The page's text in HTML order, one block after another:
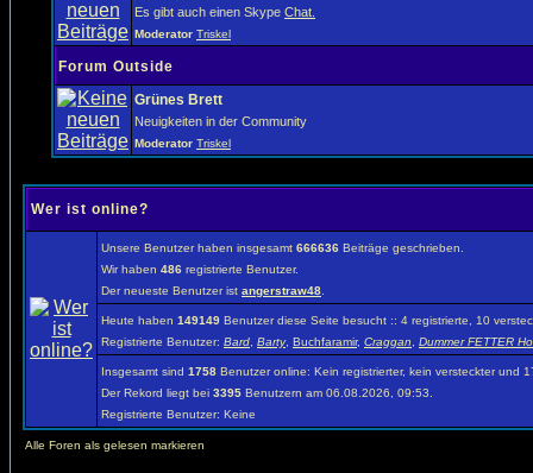
Es gibt auch einen Skype Chat.
Moderator Triskel
Forum Outside
Grünes Brett
Neuigkeiten in der Community
Moderator Triskel
Wer ist online?
Unsere Benutzer haben insgesamt 666636 Beiträge geschrieben.
Wir haben 486 registrierte Benutzer.
Der neueste Benutzer ist angerstraw48
Heute haben 149149 Benutzer diese Seite besucht :: 4 registrierte, 10
Registrierte Benutzer: Bard Barty, Buchfaramir, Craggan Dummer FETTER
Insgesamt sind 1758 Benutzer online: Kein registrierter, kein versteckter und
Der Rekord liegt bei 3395 Benutzern am 06.08.2026, 09:53.
Registrierte Benutzer: Keine
Alle Foren als gelesen markieren